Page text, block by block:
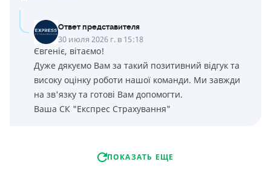
Ответ представителя
30 июля 2026 г. в 15:18
Євгеніє, вітаємо!
Дуже дякуємо Вам за такий позитивний відгук та
високу оцінку роботи нашої команди. Ми завжди
на зв'язку та готові Вам допомогти.
Ваша СК "Експрес Страхування"
ПОКАЗАТЬ ЕЩЕ